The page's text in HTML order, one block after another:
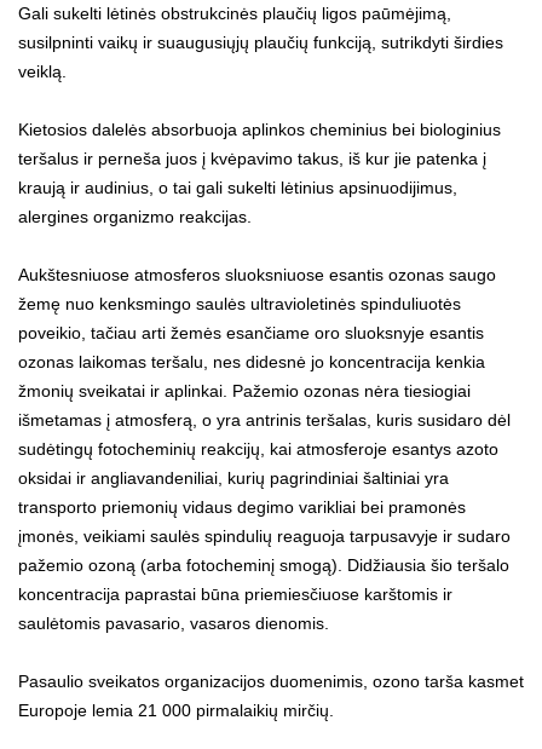
Gali sukelti lėtinės obstrukcinės plaučių ligos paūmėjimą,
susilpninti vaikų ir suaugusiųjų plaučių funkciją, sutrikdyti širdies
veiklą.
Kietosios dalelės absorbuoja aplinkos cheminius bei biologinius
teršalus ir perneša juos į kvėpavimo takus, iš kur jie patenka į
kraują ir audinius, o tai gali sukelti lėtinius apsinuodijimus,
alergines organizmo reakcijas.
Aukštesniuose atmosferos sluoksniuose esantis ozonas saugo
žemę nuo kenksmingo saulės ultravioletinės spinduliuotės
poveikio, tačiau arti žemės esančiame oro sluoksnyje esantis
ozonas laikomas teršalu, nes didesnė jo koncentracija kenkia
žmonių sveikatai ir aplinkai. Pažemio ozonas nėra tiesiogiai
išmetamas į atmosferą, o yra antrinis teršalas, kuris susidaro dėl
sudėtingų fotocheminių reakcijų, kai atmosferoje esantys azoto
oksidai ir angliavandeniliai, kurių pagrindiniai šaltiniai yra
transporto priemonių vidaus degimo varikliai bei pramonės
įmonės, veikiami saulės spindulių reaguoja tarpusavyje ir sudaro
pažemio ozoną (arba fotocheminį smogą). Didžiausia šio teršalo
koncentracija paprastai būna priemiesčiuose karštomis ir
saulėtomis pavasario, vasaros dienomis.
Pasaulio sveikatos organizacijos duomenimis, ozono tarša kasmet
Europoje lemia 21 000 pirmalaikių mirčių.